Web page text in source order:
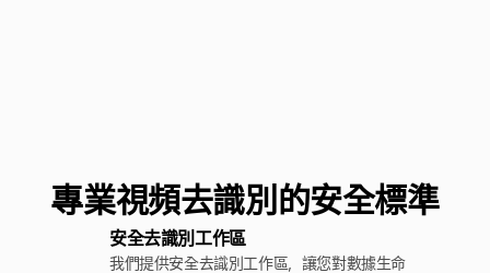
專業視頻去識別的安全標準
安全去識別工作區
我們提供安全去識別工作區，讓您對數據生命